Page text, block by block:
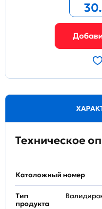
Техническое
Каталожный номер
Тип
продукта